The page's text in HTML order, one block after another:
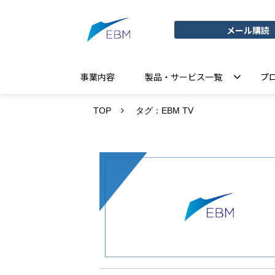
メール購読
事業内容 製品・サービス一覧 プ
TOP タグ：EBM TV